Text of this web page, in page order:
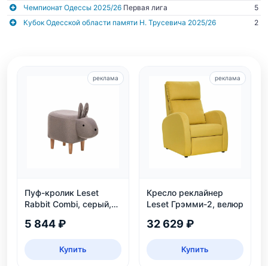
Чемпионат Одессы 2025/26Первая лига
5
Кубок Одесской области памяти Н. Трусевича 2025/26
2
Пуф-кролик Leset
Rabbit Combi, серый,
кг
5 844 ₽
Купить
реклама
Кресло реклайнер
Leset Грэмми-2, велюр
32 629 ₽
Купить
реклама